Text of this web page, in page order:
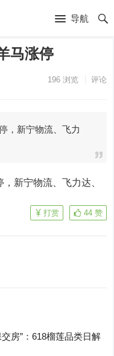
导航
马涨停
196浏览 评论
，新宁物流、飞力
新宁物流、飞力达、
44 赞
打赏
交房”：618榴莲品类日解